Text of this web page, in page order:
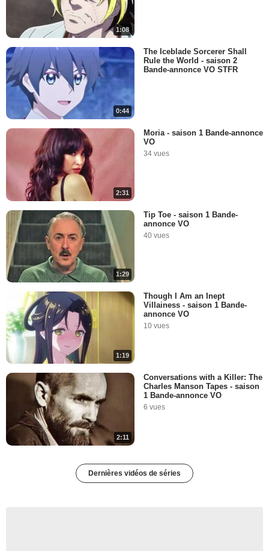
1:08
0:44
The Iceblade Sorcerer Shall
Rule the World - saison 2
Bande-annonce VO STFR
2:31
Moria - saison 1 Bande-annonce
VO
34 vues
1:29
Tip Toe - saison 1 Bande-
annonce VO
40 vues
1:19
Though I Am an Inept
Villainess - saison 1 Bande-
annonce VO
10 vues
2:11
Conversations with a Killer: The
Charles Manson Tapes - saison
1 Bande-annonce VO
6 vues
Dernières vidéos de séries